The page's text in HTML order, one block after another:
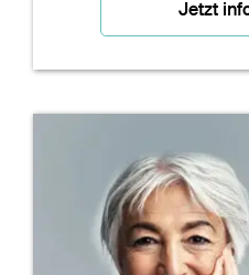
Jetzt